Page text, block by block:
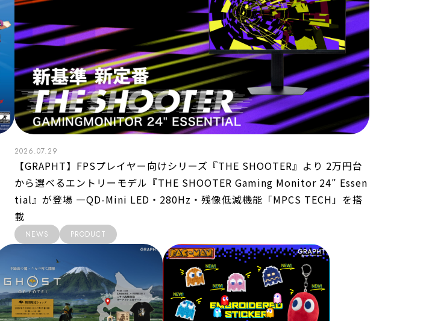
2026.07.29
【GRAPHT】FPSプレイヤー向けシリーズ『THE SHOOTER』より 2万円台
から選べるエントリーモデル『THE SHOOTER Gaming Monitor 24″ Essen
tial』が登場 ―QD-Mini LED・280Hz・残像低減機能「MPCS TECH」を搭
載
NEWS PRODUCT